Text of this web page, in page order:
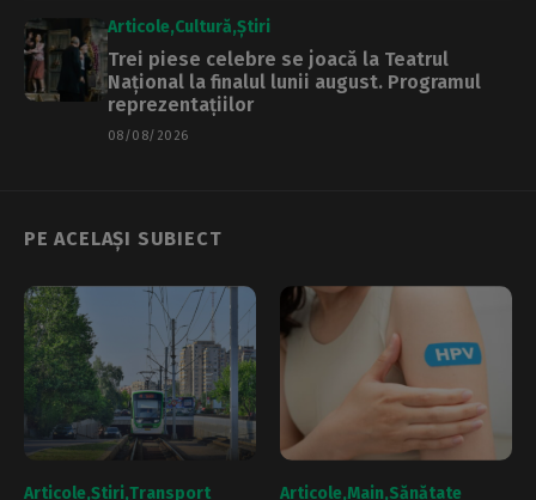
Articole Cultură Știri
Trei piese celebre se joacă la Teatrul
Național la finalul lunii august. Programul
reprezentațiilor
08/08/2026
PE ACELAȘI SUBIECT
Articole Știri Transport Articole Main Sănătate